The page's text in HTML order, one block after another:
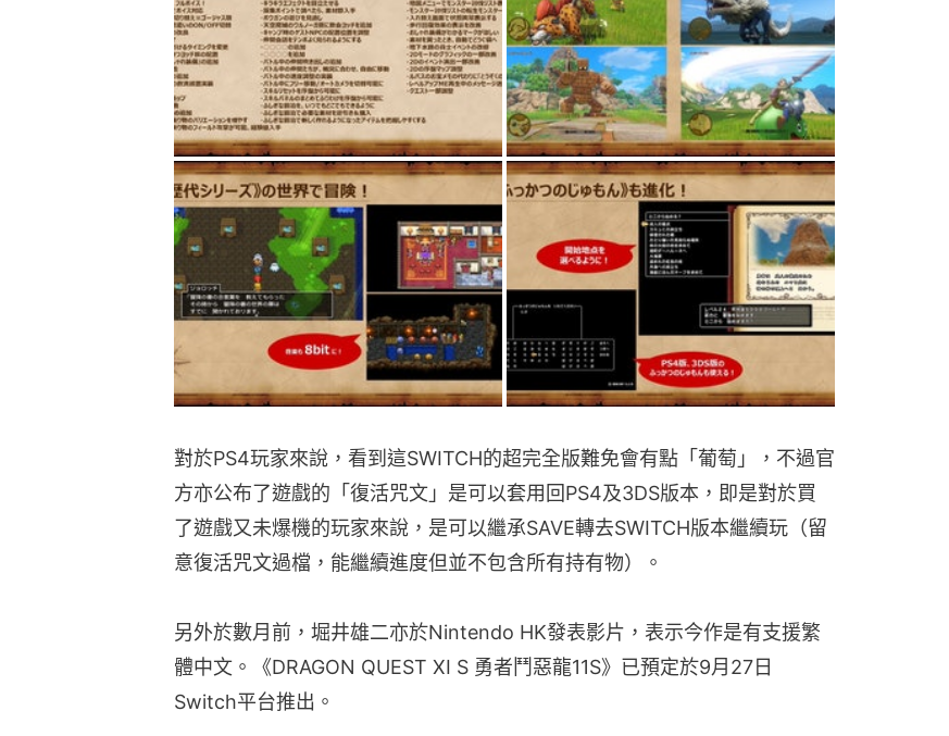
對於PS4玩家來說，看到這SWITCH的超完全版難免會有點「葡萄」，不過官
方亦公布了遊戲的「復活咒文」是可以套用回PS4及3DS版本，即是對於買
了遊戲又未爆機的玩家來說，是可以繼承SAVE轉去SWITCH版本繼續玩（留
意復活咒文過檔，能繼續進度但並不包含所有持有物）。
另外於數月前，堀井雄二亦於Nintendo HK發表影片，表示今作是有支援繁
體中文。《DRAGON QUEST XI S 勇者鬥惡龍11S》已預定於9月27日
Switch平台推出。